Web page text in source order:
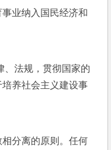
业纳入国民经济和
、法规，贯彻国家的
养社会主义建设事
分离的原则。任何